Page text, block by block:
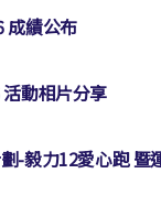
成績公布
動相片分享
-毅力12愛心跑 暨